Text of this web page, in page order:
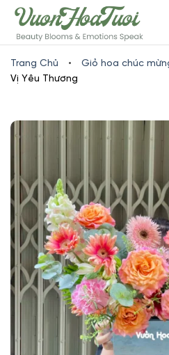
www.vuonhoatuoi.vnSkip
to
content
Trang Chủ • Giỏ hoa chúc
Vị Yêu Thương